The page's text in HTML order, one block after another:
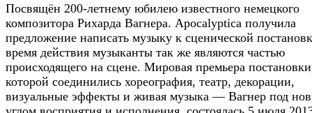
Посвящён 200-летнему юбилею известного немецкого
композитора Рихарда Вагнера. Apocalyptica получила
предложение написать музыку к сценической
время действия музыканты так же являются частью
происходящего на сцене. Мировая премьера
которой соединились хореография, театр, декорации,
визуальные эффекты и живая музыка — Вагнер под